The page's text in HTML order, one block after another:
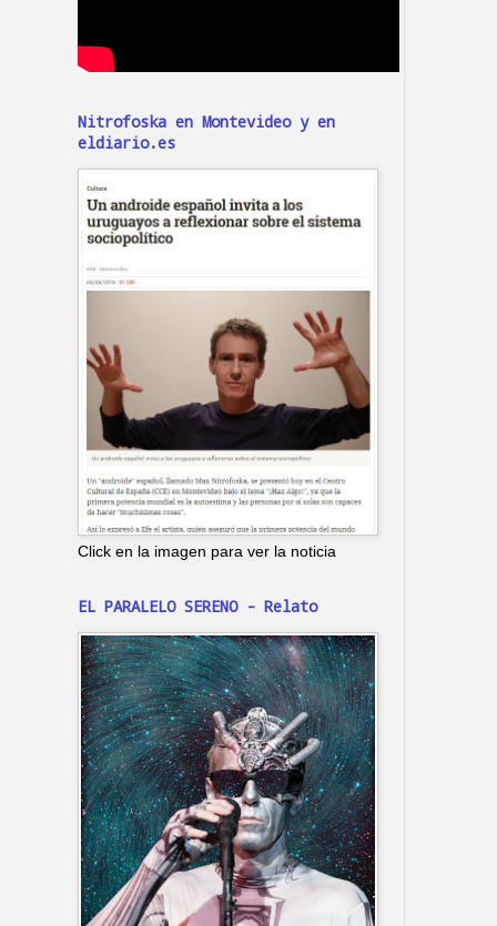
Nitrofoska en Montevideo y en
eldiario.es
Click en la imagen para ver la noticia
EL PARALELO SERENO - Relato